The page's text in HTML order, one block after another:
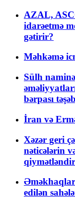
AZAL,
idarəetmə
gətirir?
Məhkəmə
Sülh
bərpası
İran və
Xəzər geri
nəticələrin
edilən